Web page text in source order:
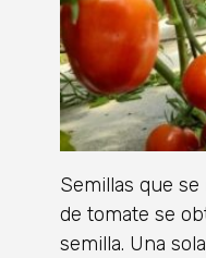
Semillas que
de tomate se
semilla. Una